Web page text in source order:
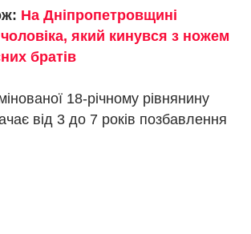
На Дніпропетровщині
який кинувся з ножем
братів
18-річному рівнянину
від 3 до 7 років позбавлення